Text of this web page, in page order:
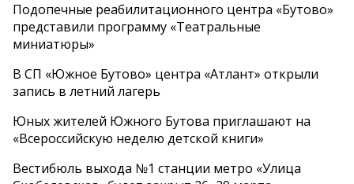
Подопечные реабилитационного центра «Бутово»
представили программу «Театральные
миниатюры»
В СП «Южное Бутово» центра «Атлант» открыли
запись в летний лагерь
Юных жителей Южного Бутова приглашают на
«Всероссийскую неделю детской книги»
Вестибюль выхода №1 станции метро «Улица